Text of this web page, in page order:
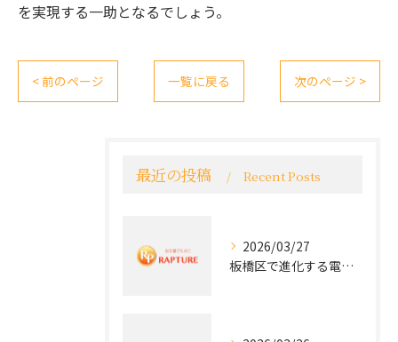
を実現する一助となるでしょう。
< 前のページ 一覧に戻る 次のページ >
最近の投稿 Recent Posts
2026/03/27
板橋区で進化する電気工事と最新コンセント交換技術